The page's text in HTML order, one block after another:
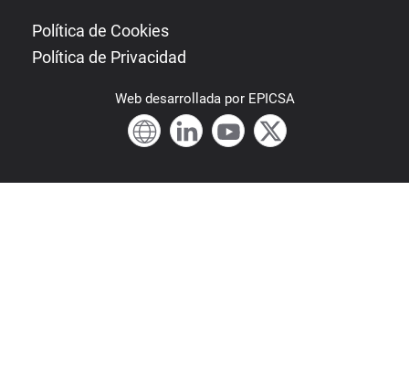
Política de Cookies
Política de Privacidad
Webdesarrollada por EPICSA